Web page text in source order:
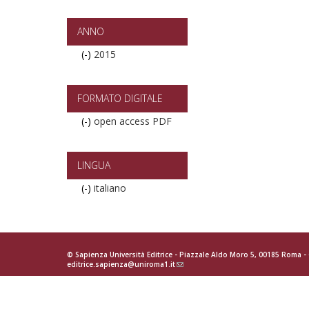
filter
ANNO
(-) Remove
filter
2015
FORMATO DIGITALE
(-) Remove
access
PDF
filter
open access PDF
LINGUA
(-) Remove
italiano
© Sapienza Università Editrice - Piazzale Aldo Moro 5, 00185 Roma -
editrice.sapienza@uniroma1.it(link
sends